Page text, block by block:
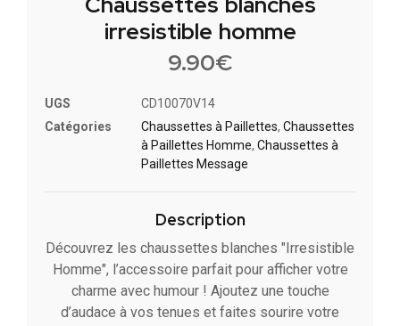
irresistible homme
9.90€
UGS
CD10070V14
Catégories
Chaussettes à Paillette​s, Chaussettes
à Paillettes Homme, Chaussettes à
Paillettes Message​
Description
Découvrez les chaussettes blanches "Irresistible
Homme", l’accessoire parfait pour afficher votre
charme avec humour ! Ajoutez une touche
d’audace à vos tenues et faites sourire votre